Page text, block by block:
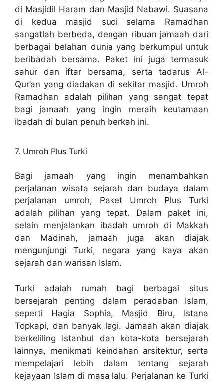
di Masjidil Haram dan Masjid Nabawi. Suasana
di kedua masjid suci selama Ramadhan
sangatlah berbeda, dengan ribuan jamaah dari
berbagai belahan dunia yang berkumpul untuk
beribadah bersama. Paket ini juga termasuk
sahur dan iftar bersama, serta tadarus Al-
Qur’an yang diadakan di sekitar masjid. Umroh
Ramadhan adalah pilihan yang sangat tepat
bagi jamaah yang ingin meraih keutamaan
ibadah di bulan penuh berkah ini.
7. Umroh Plus Turki
Bagi jamaah yang ingin menambahkan
perjalanan wisata sejarah dan budaya dalam
perjalanan umroh, Paket Umroh Plus Turki
adalah pilihan yang tepat. Dalam paket ini,
selain menjalankan ibadah umroh di Makkah
dan Madinah, jamaah juga akan diajak
mengunjungi Turki, negara yang kaya akan
sejarah dan warisan Islam.
Turki adalah rumah bagi berbagai situs
bersejarah penting dalam peradaban Islam,
seperti Hagia Sophia, Masjid Biru, Istana
Topkapi, dan banyak lagi. Jamaah akan diajak
berkeliling Istanbul dan kota-kota bersejarah
lainnya, menikmati keindahan arsitektur, serta
mempelajari lebih dalam tentang sejarah
kejayaan Islam di masa lalu. Perjalanan ke Turki